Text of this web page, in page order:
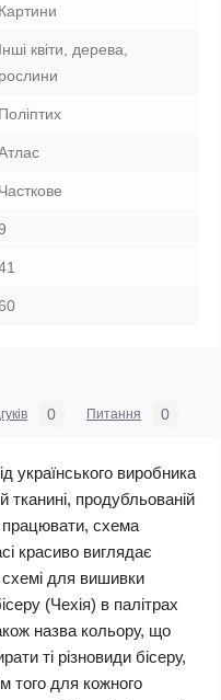
Картини
Інші квіти, дерева,
рослини
Поліптих
Часткове
0 Питання 0
українського виробника
тканині, продубльованій
схема
красиво виглядає
для вишивки
(Чехія) в палітрах
назва кольору, що
ті різновиди бісеру,
того для кожного